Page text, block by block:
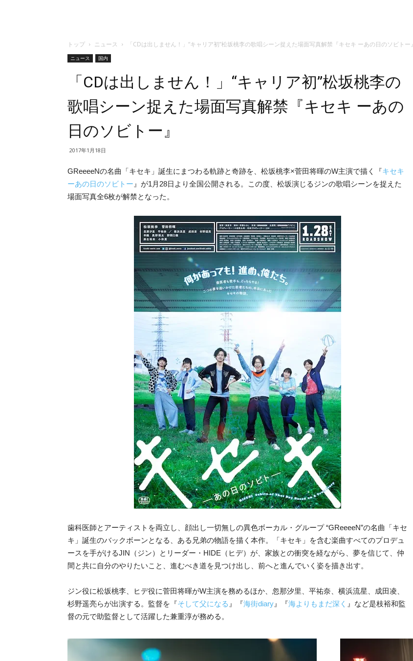
トップ ニュース 「CDは出しません！」“キャリア初”松坂桃李の歌唱シーン捉えた場面写真解禁『キセキ ーあの日のソビトー』
ニュース 国内
「CDは出しません！」“キャリア初”松坂桃李の
歌唱シーン捉えた場面写真解禁『キセキ ーあの
日のソビトー』
2017年1月18日
GReeeeNの名曲「キセキ」誕生にまつわる軌跡と奇跡を、松坂桃李×菅田将暉のW主演で描く『キセキ
ーあの日のソビトー 』が1月28日より全国公開される。この度、 松坂演じるジンの歌唱シーンを捉えた
場面写真全6枚が解禁となった。
歯科医師とアーティストを両立し、顔出し一切無しの異色ボーカル・グループ “GReeeeN”の名曲「キセ
キ」誕生のバックボーンとなる、ある兄弟の物語を描く本作。「キセキ」を含む楽曲すべてのプロデュ
ースを手がけるJIN（ジン）とリーダー・HIDE（ヒデ）が、家族との衝突を経ながら、夢を信じて、仲
間と共に自分のやりたいこと、進むべき道を見つけ出し、前へと進んでいく姿を描き出す。
ジン役に松坂桃李、ヒデ役に菅田将暉がW主演を務めるほか、忽那汐里、平祐奈、横浜流星、成田凌、
杉野遥亮らが出演する。監督を『そして父になる 』『海街diary 』『海よりもまだ深く 』など是枝裕和監
督の元で助監督として活躍した兼重淳が務める。